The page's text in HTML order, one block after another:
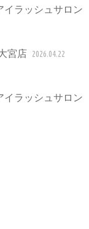
イラッシュサロン
宮店 2026.04.22
イラッシュサロン